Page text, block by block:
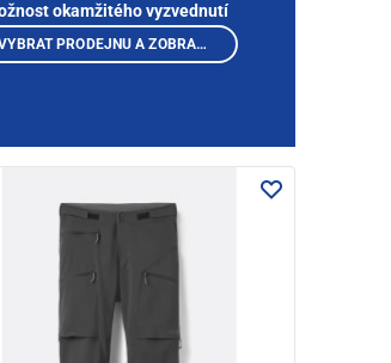
okamžitého vyzvednutí
VYBRAT PRODEJNU A ZOBRAZIT PRODUKTY